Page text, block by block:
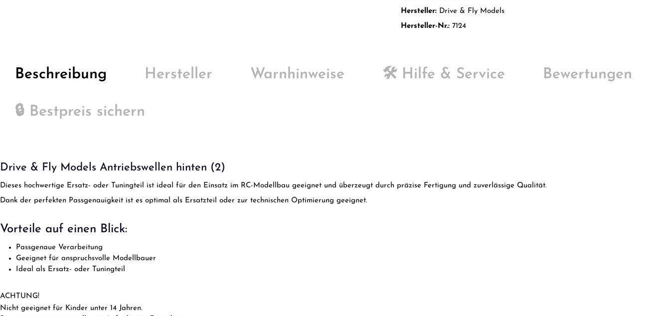
Hersteller: Drive & Fly Models
Hersteller-Nr.: 7124
Beschreibung Hersteller Warnhinweise 🛠️ Hilfe & Service Bewertungen
🔒 Bestpreis sichern
Drive & Fly Models Antriebswellen hinten (2)
Dieses hochwertige Ersatz- oder Tuningteil ist ideal für den Einsatz im RC-Modellbau geeignet und überzeugt durch präzise Fertigung und zuverlässige Qualität.
Dank der perfekten Passgenauigkeit ist es optimal als Ersatzteil oder zur technischen Optimierung geeignet.
Vorteile auf einen Blick:
Passgenaue Verarbeitung
Geeignet für anspruchsvolle Modellbauer
Ideal als Ersatz- oder Tuningteil
ACHTUNG!
Nicht geeignet für Kinder unter 14 Jahren.